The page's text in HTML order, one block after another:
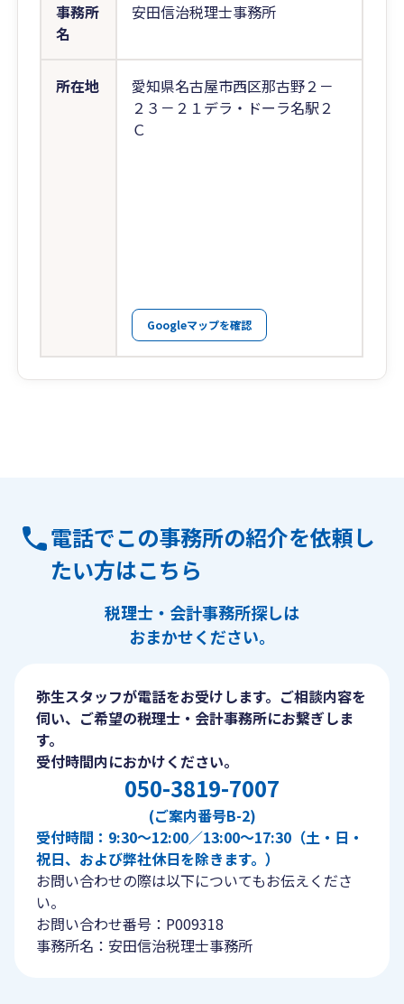
事務所
名
安田信治税理士事務所
所在地
愛知県名古屋市西区那古野２－
２３－２１デラ・ドーラ名駅２
Ｃ
Googleマップを確認
電話でこの事務所の紹介を依頼し
たい方はこちら
税理士・会計事務所探しは
おまかせください。
弥生スタッフが電話をお受けします。ご相談内容を
伺い、ご希望の税理士・会計事務所にお繋ぎしま
す。
受付時間内におかけください。
050-3819-7007
(ご案内番号B-2)
受付時間：9:30〜12:00／13:00〜17:30（土・日・
祝日、および弊社休日を除きます。）
お問い合わせの際は以下についてもお伝えくださ
い。
お問い合わせ番号：P009318
事務所名：安田信治税理士事務所